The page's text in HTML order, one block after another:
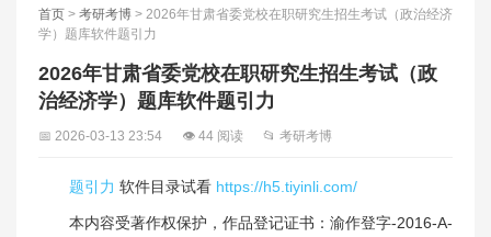
首页 > 考研考博 > 2026年甘肃省委党校在职研究生招生考试（政治经济
学）题库软件题引力
2026年甘肃省委党校在职研究生招生考试（政
治经济学）题库软件题引力
📅 2026-03-13 23:54 👁 44 阅读 📂 考研考博
题引力 软件目录试看 https://h5.tiyinli.com/
本内容受著作权保护，作品登记证书：渝作登字-2016-A-